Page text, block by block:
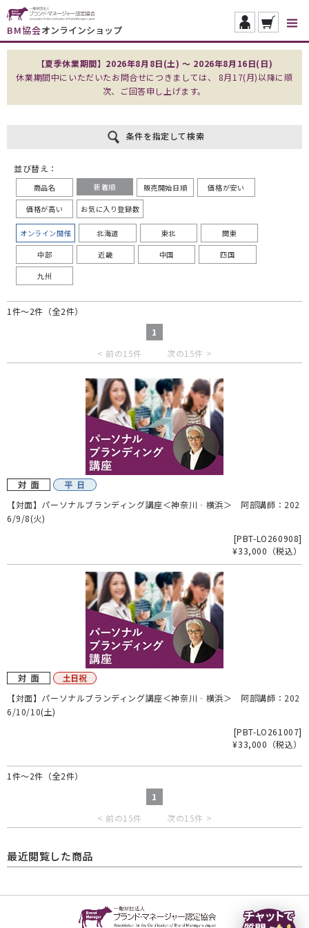
BM協会オンラインショップ
【夏季休業期間】2026年8月8日(土) ～ 2026年8月16日(日)
休業期間中にいただいたお問合せにつきましては、 8月17(月)以降に順
次、ご回答申し上げます。
条件を指定して検索
並び替え：
商品名 新着順 販売開始日順 価格が安い
価格が高い お気に入り登録数
オンライン開催 北海道 東北 関東
中部 近畿 中国 四国
九州
1件～2件（全2件）
1
< 前の15件
次の15件 >
【対面】パーソナルブランディング講座＜神奈川‐横浜＞ 阿部講師：202
6/9/8(火)
[PBT-LO260908]
¥33,000 （税込）
【対面】パーソナルブランディング講座＜神奈川‐横浜＞ 阿部講師：202
6/10/10(土)
[PBT-LO261007]
¥33,000 （税込）
1件～2件（全2件）
1
< 前の15件
次の15件 >
最近閲覧した商品